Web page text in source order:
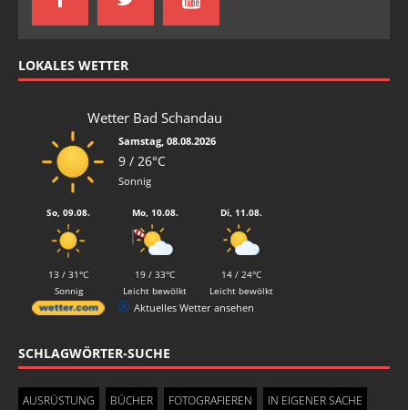
LOKALES WETTER
Wetter Bad Schandau
Samstag, 08.08.2026
9 / 26°C
Sonnig
So, 09.08.
13 / 31°C
Sonnig
Mo, 10.08.
19 / 33°C
Leicht bewölkt
Di, 11.08.
14 / 24°C
Leicht bewölkt
Aktuelles Wetter ansehen
SCHLAGWÖRTER-SUCHE
AUSRÜSTUNG BÜCHER FOTOGRAFIEREN
IN EIGENER SACHE